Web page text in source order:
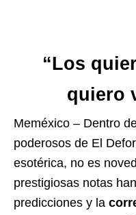
“Los
quiero
Meméxico – Dentro
poderosos de El
esotérica, no es
prestigiosas notas
predicciones y la